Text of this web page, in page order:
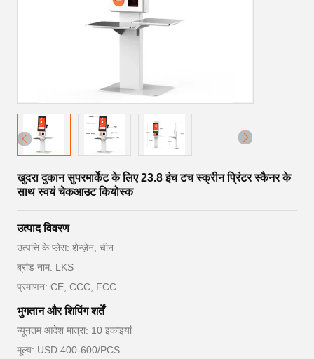
खुदरा दुकान सुपरमार्केट के लिए 23.8 इंच टच स्क्रीन प्रिंटर स्कैनर के
साथ स्वयं चेकआउट कियोस्क
उत्पाद विवरण
उत्पत्ति के प्लेस: शेन्ज़ेन, चीन
ब्रांड नाम: LKS
प्रमाणन: CE, CCC, FCC
भुगतान और शिपिंग शर्तें
न्यूनतम आदेश मात्रा: 10 इकाइयां
मूल्य: USD 400-600/PCS